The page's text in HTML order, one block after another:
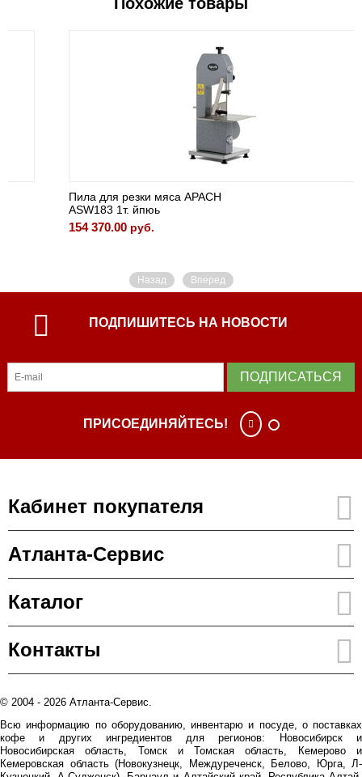
Пила для резки мяса APACH
ASW183 1т. йпюь
154 370.00 руб.
Назад Вперед
ПОДПИШИТЕСЬ НА НОВОСТИ
ПОДПИСАТЬСЯ
ПРИСОЕДИНЯЙТЕСЬ!
Кабинет покупателя
Атланта-Сервис
Каталог
Контакты
© 2004 - 2026 Атланта-Сервис.
Всю информацию по оборудованию, инвентарю и посуде, о поставках
кофе и других ингредиентов для регионов: Новосибирск и
Новосибирская область, Томск и Томская область, Кемерово и
Кемеровская область (Новокузнецк, Междуреченск, Белово, Юрга, Л-